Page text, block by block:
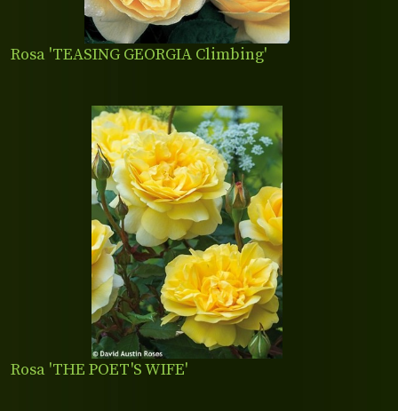
Rosa 'TEASING GEORGIA Climbing'
Rosa 'THE POET'S WIFE'